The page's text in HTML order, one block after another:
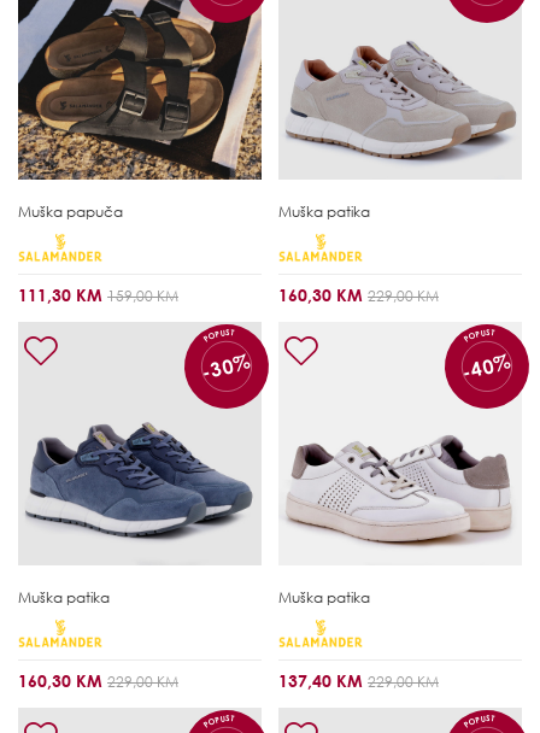
Muška papuča
111,30 KM 159,00 KM
Muška patika
160,30 KM 229,00 KM
POPUST
-30%
Muška patika
160,30 KM 229,00 KM
POPUST
-40%
Muška patika
137,40 KM 229,00 KM
POPUST POPUST